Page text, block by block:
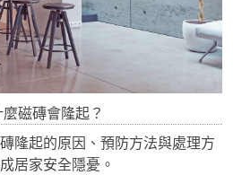
磁磚會隆起？
隆起的原因、預防方法與處理方
居家安全隱憂。